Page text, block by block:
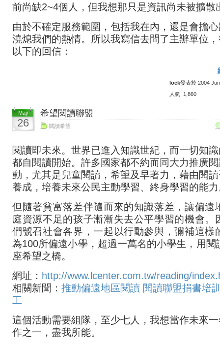
前尚缺2~4個人，但我想那只是資訊尚未被擴散
由於不確定服務範圍，包括我在內，還是會擔
澆熄我們的熱情。所以我寫信去問了主辦單位
以下的回信：
lock發表於 2004
人氣: 1,860
May
26
希望閱讀聯盟
閱讀希望
閱讀即未來。世界已進入知識世紀，而一切知
都自閱讀開始。許多國家都不約而同大力推廣
動，尤其是兒童閱讀，希望及早著力，藉由閱
養成，培養未來公民主動學習、終身學習的能
但隨著貧富落差伴隨而來的知識落差，讓偏遠
庭資源不足的孩子漸漸失去公平學習的機會。
們號召社會各界，一起以行動參與，彌補這樣
為100所偏遠小學，超過一萬名的小學生，用閱
座希望之橋。
網址： http://www.lcenter.com.tw/reading/
相關新聞： 推動偏遠地區閱讀 閱讀聯盟捐書培
工
這個活動需要組隊，至少七人，我想當作未來
作之一，盡我所能。